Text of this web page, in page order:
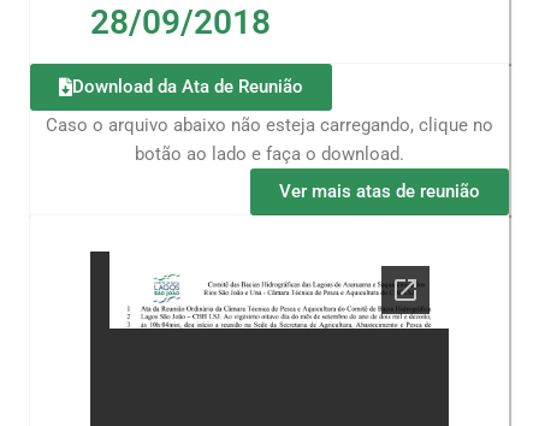
28/09/2018
Download da Ata de Reunião
Caso o arquivo abaixo não esteja carregando, clique no
botão ao lado e faça o download.
Ver mais atas de reunião